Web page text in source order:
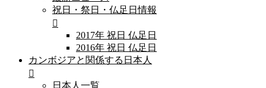
祝日・祭日・仏足日情報
2017年 祝日 仏足日
2016年 祝日 仏足日
カンボジアと関係する日本人
日本人一覧